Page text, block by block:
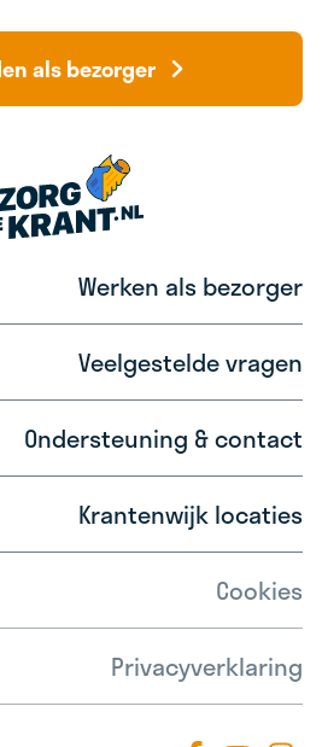
als bezorger
Werken als bezorger
Veelgestelde vragen
Ondersteuning & contact
Krantenwijk locaties
Cookies
Privacyverklaring